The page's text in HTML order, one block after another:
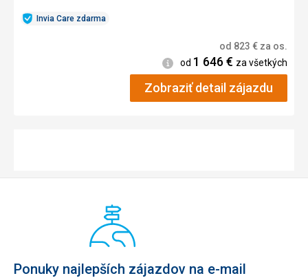
Invia Care zdarma
od 823 € za os.
Informácie
od 1 646€ za všetkých
Zobraziť detail zájazdu
Ponuky najlepších zájazdov na e-mail